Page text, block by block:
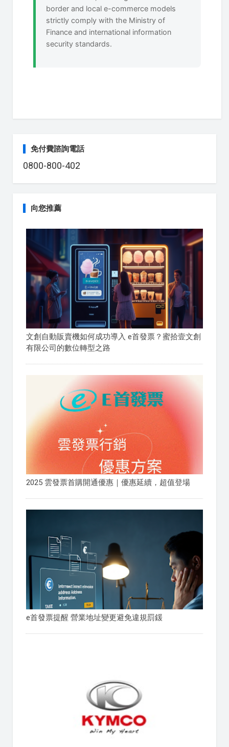
border and local e-commerce models
strictly comply with the Ministry of
Finance and international information
security standards.
免付費諮詢電話
0800-800-402
向您推薦
文創自動販賣機如何成功導入 e首發票？蜜拾壹文創
有限公司的數位轉型之路
2025 雲發票首購開通優惠｜優惠延續，超值登場
e首發票提醒 營業地址變更避免違規罰鍰